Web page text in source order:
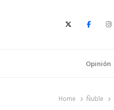
Opinión
Home Ñuble